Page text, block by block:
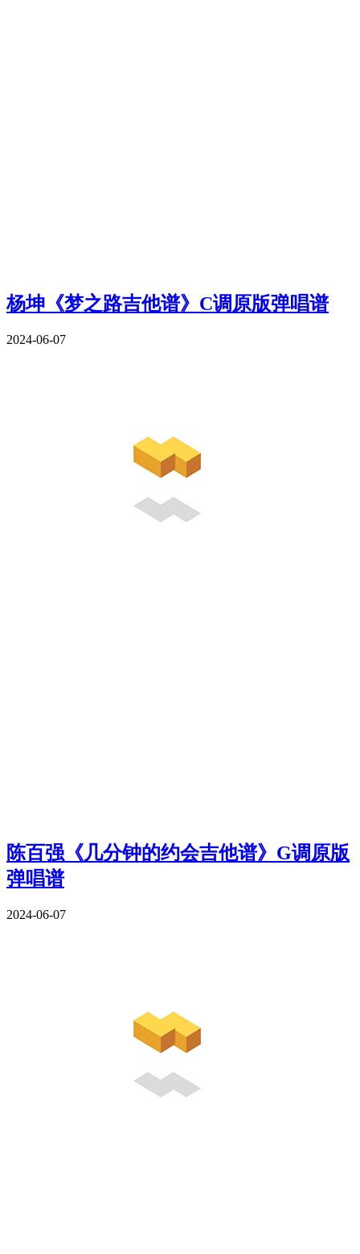
杨坤《梦之路吉他谱》C调原版弹唱谱
2024-06-07
陈百强《几分钟的约会吉他谱》G调原版
弹唱谱
2024-06-07